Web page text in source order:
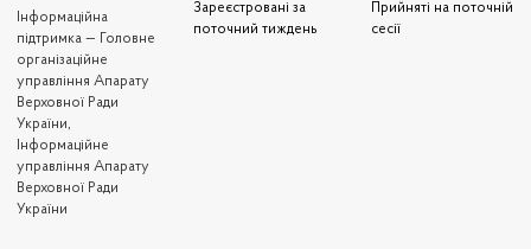
Iнформаційна
підтримка — Головне
організаційне
управління Апарату
Верховної Ради
України,
Інформаційне
управління Апарату
Верховної Ради
України
Зареєстровані за
поточний тиждень
Прийняті на поточній
сесії